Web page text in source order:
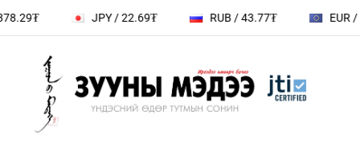
JPY / 22.69₮ RUB / 43.77₮ EUR /